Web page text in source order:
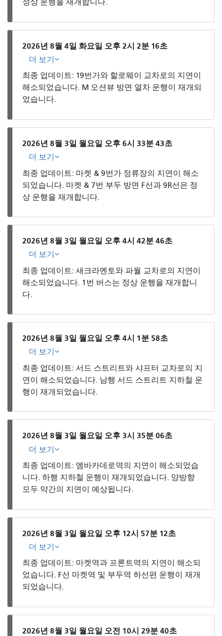
정상 운행을 재개합니다.
2026년 8월 4일 화요일 오후 2시 2분 16초
더 보기
최종 업데이트: 19번가와 할로웨이 교차로의 지연이
해소되었습니다. M 오션뷰 방면 열차 운행이 재개되
었습니다.
2026년 8월 3일 월요일 오후 6시 33분 43초
더 보기
최종 업데이트: 마켓 & 9번가 정류장의 지연이 해소
되었습니다. 마켓 & 7번 부두 방면 F선과 9R선은 정
상 운행을 재개합니다.
2026년 8월 3일 월요일 오후 4시 42분 46초
더 보기
최종 업데이트: 새크라멘토와 파월 교차로의 지연이
해소되었습니다. 1번 버스는 정상 운행을 재개합니
다.
2026년 8월 3일 월요일 오후 4시 1분 58초
더 보기
최종 업데이트: 서드 스트리트와 샤프터 교차로의 지
연이 해소되었습니다. 남행 서드 스트리트 지하철 운
행이 재개되었습니다.
2026년 8월 3일 월요일 오후 3시 35분 06초
더 보기
최종 업데이트: 엠바카데로역의 지연이 해소되었습
니다. 하행 지하철 운행이 재개되었습니다. 양방향
모두 약간의 지연이 예상됩니다.
2026년 8월 3일 월요일 오후 12시 57분 12초
더 보기
최종 업데이트: 마켓역과 프론트역의 지연이 해소되
었습니다. F선 마켓역 및 부두역 하선편 운행이 재개
되었습니다.
2026년 8월 3일 월요일 오전 10시 29분 40초